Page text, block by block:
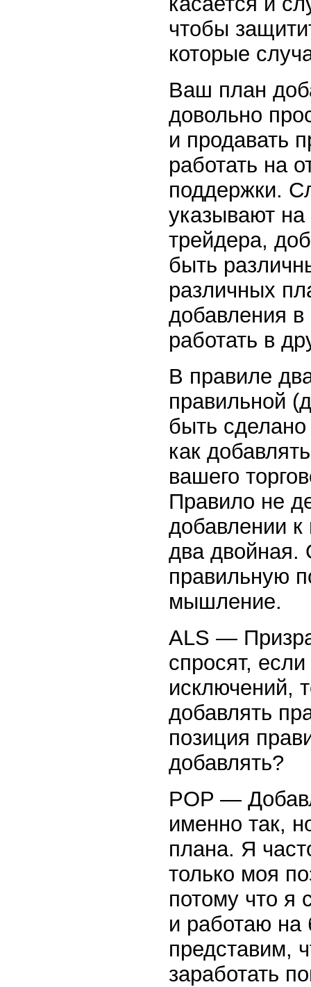
чтобы
которые
Ваш план
довольно
и продавать
работать на
поддержки.
указывают
трейдера,
быть
различных
добавления
работать в
В правиле
правильной
быть
как
вашего
Правило не
добавлении
два двойная.
правильную
мышление.
ALS —
спросят,
исключений,
добавлять
позиция
добавлять?
POP —
именно так,
плана. Я
только моя
потому что я
и работаю на
представим,
заработать